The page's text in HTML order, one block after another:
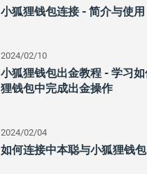
小狐狸钱包连接 - 简介与使用
2024/02/10
小狐狸钱包出金教程 - 学习
狸钱包中完成出金操作
2024/02/04
如何连接中本聪与小狐狸钱包